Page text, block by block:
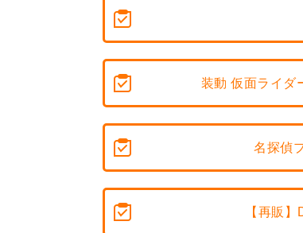
装動 仮面ライダ
名探偵
【再販